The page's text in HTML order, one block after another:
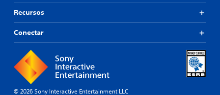
Recursos
Conectar
© 2026 Sony Interactive Entertainment LLC